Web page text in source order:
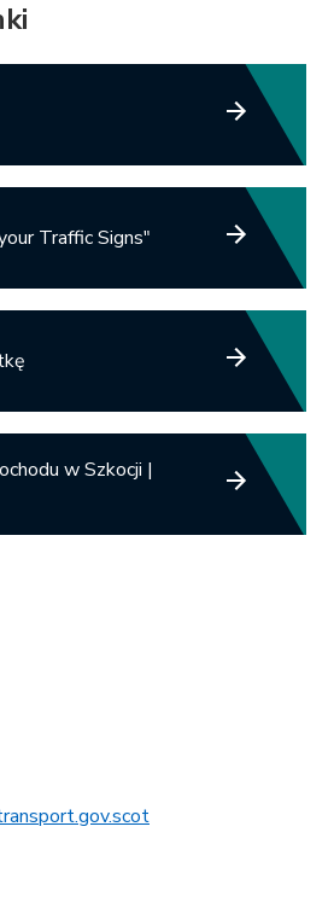
Traffic Signs"
w Szkocji |
This link will open in